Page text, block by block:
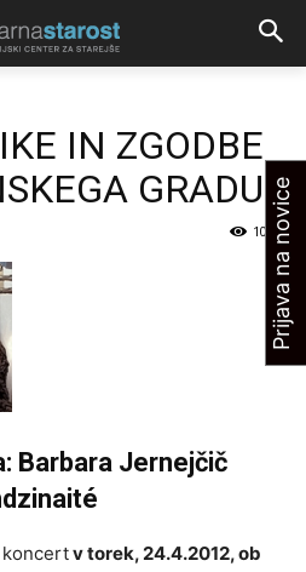
IN ZGODBE
GRADU
1020
Barbara Jernejčič
koncertv torek, 24.4.2012, ob
Prijava na novice